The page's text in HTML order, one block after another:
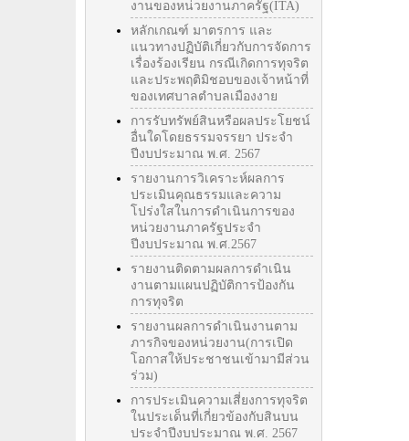
งานของหน่วยงานภาครัฐ(ITA)
หลักเกณฑ์ มาตรการ และ
แนวทางปฏิบัติเกี่ยวกับการจัดการ
เรื่องร้องเรียน กรณีเกิดการทุจริต
และประพฤติมิชอบของเจ้าหน้าที่
ของเทศบาลตำบลเมืองงาย
การรับทรัพย์สินหรือผลประโยชน์
อื่นใดโดยธรรมจรรยา ประจำ
ปีงบประมาณ พ.ศ. 2567
รายงานการวิเคราะห์ผลการ
ประเมินคุณธรรมและความ
โปร่งใสในการดำเนินการของ
หน่วยงานภาครัฐประจำ
ปีงบประมาณ พ.ศ.2567
รายงานติดตามผลการดำเนิน
งานตามแผนปฏิบัติการป้องกัน
การทุจริต
รายงานผลการดำเนินงานตาม
ภารกิจของหน่วยงาน(การเปิด
โอกาสให้ประชาชนเข้ามามีส่วน
ร่วม)
การประเมินความเสี่ยงการทุจริต
ในประเด็นที่เกี่ยวข้องกับสินบน
ประจำปีงบประมาณ พ.ศ. 2567